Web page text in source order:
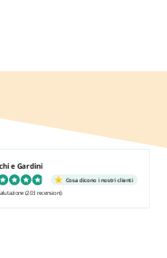
e Gardini
Cosa dicono i nostri clienti
(203 recensioni)